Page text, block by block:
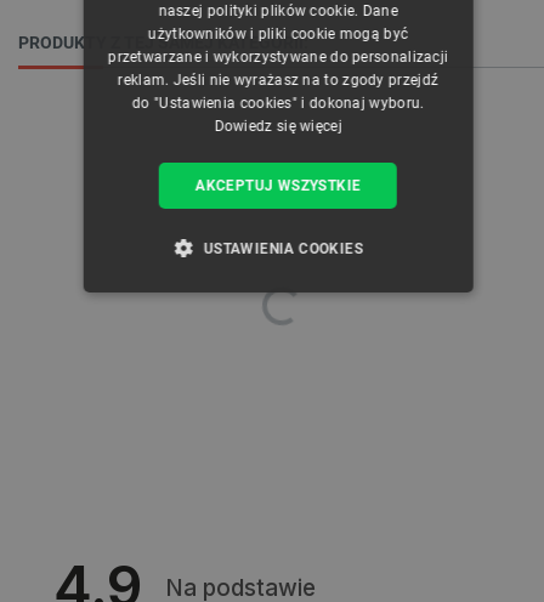
PRODUKTY Z TEJ SAMEJ KATEGORII:
4.9
Na podstawie
GERMAN
naszej polityki plików cookie. Dane
użytkowników i pliki cookie mogą być
przetwarzane i wykorzystywane do personalizacji
reklam. Jeśli nie wyrażasz na to zgody przejdź
do "Ustawienia cookies" i dokonaj wyboru.
Dowiedz się więcej
AKCEPTUJ WSZYSTKIE
USTAWIENIA COOKIES